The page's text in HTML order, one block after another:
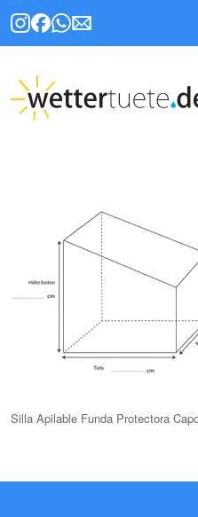
Silla Apilable Funda Protectora